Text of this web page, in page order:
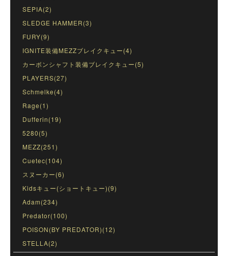
SEPIA(2)
SLEDGE HAMMER(3)
FURY(9)
IGNITE装備MEZZブレイクキュー(4)
カーボンシャフト装備ブレイクキュー(5)
PLAYERS(27)
Schmelke(4)
Rage(1)
Dufferin(19)
5280(5)
MEZZ(251)
Cuetec(104)
スヌーカー(6)
Kidsキュー(ショートキュー)(9)
Adam(234)
Predator(100)
POISON(BY PREDATOR)(12)
STELLA(2)